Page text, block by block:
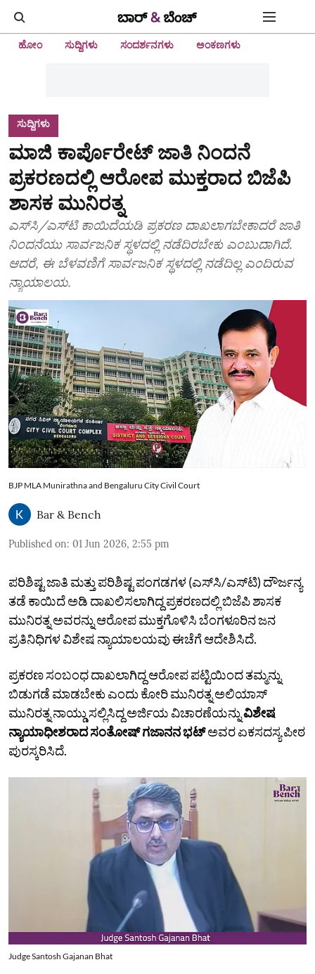
ಹೋಂ ಸುದ್ದಿಗಳು ಸಂದರ್ಶನಗಳು ಅಂಕಣಗಳು
ಸುದ್ದಿಗಳು
ಮಾಜಿ ಕಾರ್ಪೊರೇಟ್‌ ಜಾತಿ ನಿಂದನೆ
ಪ್ರಕರಣದಲ್ಲಿ ಆರೋಪ ಮುಕ್ತರಾದ ಬಿಜೆಪಿ
ಶಾಸಕ ಮುನಿರತ್ನ
ಎಸ್‌ಸಿ/ಎಸ್‌ಟಿ ಕಾಯಿದೆಯಡಿ ಪ್ರಕರಣ ದಾಖಲಾಗಬೇಕಾದರೆ ಜಾತಿ
ನಿಂದನೆಯು ಸಾರ್ವಜನಿಕ ಸ್ಥಳದಲ್ಲಿ ನಡೆದಿರಬೇಕು ಎಂಬುದಾಗಿದೆ.
ಆದರೆ, ಈ ಬೆಳವಣಿಗೆ ಸಾರ್ವಜನಿಕ ಸ್ಥಳದಲ್ಲಿ ನಡೆದಿಲ್ಲ ಎಂದಿರುವ
ನ್ಯಾಯಾಲಯ.
BJP MLA Munirathna and Bengaluru City Civil Court
Bar & Bench
Published on: 01 Jun 2026, 2:55 pm
ಪರಿಶಿಷ್ಟ ಜಾತಿ ಮತ್ತು ಪರಿಶಿಷ್ಟ ಪಂಗಡಗಳ (ಎಸ್‌ಸಿ/ಎಸ್‌ಟಿ) ದೌರ್ಜನ್ಯ
ತಡೆ ಕಾಯಿದೆ ಅಡಿ ದಾಖಲಿಸಲಾಗಿದ್ದ ಪ್ರಕರಣದಲ್ಲಿ ಬಿಜೆಪಿ ಶಾಸಕ
ಮುನಿರತ್ನ ಅವರನ್ನು ಆರೋಪ ಮುಕ್ತಗೊಳಿಸಿ ಬೆಂಗಳೂರಿನ ಜನ
ಪ್ರತಿನಿಧಿಗಳ ವಿಶೇಷ ನ್ಯಾಯಾಲಯವು ಈಚೆಗೆ ಆದೇಶಿಸಿದೆ.
ಪ್ರಕರಣ ಸಂಬಂಧ ದಾಖಲಾಗಿದ್ದ ಆರೋಪ ಪಟ್ಟಿಯಿಂದ ತಮ್ಮನ್ನು
ಬಿಡುಗಡೆ ಮಾಡಬೇಕು ಎಂದು ಕೋರಿ ಮುನಿರತ್ನ ಅಲಿಯಾಸ್‌
ಮುನಿರತ್ನ ನಾಯ್ಡು ಸಲ್ಲಿಸಿದ್ದ ಅರ್ಜಿಯ ವಿಚಾರಣೆಯನ್ನುವಿಶೇಷ
ನ್ಯಾಯಾಧೀಶರಾದ ಸಂತೋಷ್‌ ಗಜಾನನ ಭಟ್‌ಅವರ ಏಕಸದಸ್ಯ ಪೀಠ
ಪುರಸ್ಕರಿಸಿದೆ.
Judge Santosh Gajanan Bhat